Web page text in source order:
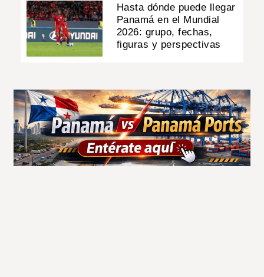
Hasta dónde puede llegar
Panamá en el Mundial
2026: grupo, fechas,
figuras y perspectivas